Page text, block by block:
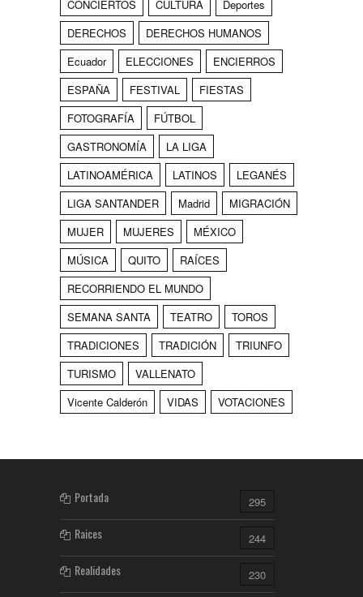
CONCIERTOS
CULTURA
Deportes
DERECHOS
DERECHOS HUMANOS
Ecuador
ELECCIONES
ENCIERROS
ESPAÑA
FESTIVAL
FIESTAS
FOTOGRAFÍA
FÚTBOL
GASTRONOMÍA
LA LIGA
LATINOAMÉRICA
LATINOS
LEGANÉS
LIGA SANTANDER
Madrid
MIGRACIÓN
MUJER
MUJERES
MÉXICO
MÚSICA
QUITO
RAÍCES
RECORRIENDO EL MUNDO
SEMANA SANTA
TEATRO
TOROS
TRADICIONES
TRADICIÓN
TRIUNFO
TURISMO
VALLENATO
Vicente Calderón
VIDAS VOTACIONES
Portada 295
Raices 244
Realidades 230